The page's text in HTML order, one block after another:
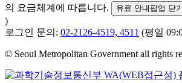
의 요금체계에 따릅니다.
유료 안내팝업 닫기
)
로그인 문의: 02-2126-4519, 4511 (평일
© Seoul Metropolitan Government all rights